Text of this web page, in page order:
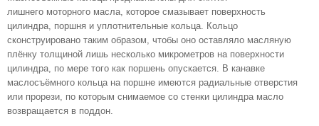
лишнего моторного масла, которое смазывает поверхность
цилиндра, поршня и уплотнительные кольца. Кольцо
сконструировано таким образом, чтобы оно оставляло масляную
плёнку толщиной лишь несколько микрометров на поверхности
цилиндра, по мере того как поршень опускается. В канавке
маслосъёмного кольца на поршне имеются радиальные отверстия
или прорези, по которым снимаемое со стенки цилиндра масло
возвращается в поддон.